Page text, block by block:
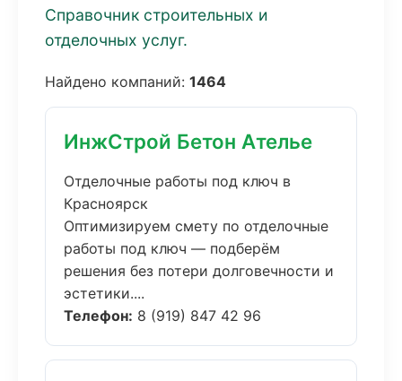
Справочник строительных и
отделочных услуг.
Найдено компаний: 1464
ИнжСтрой Бетон Ателье
Отделочные работы под ключ в
Красноярск
Оптимизируем смету по отделочные
работы под ключ — подберём
решения без потери долговечности и
эстетики....
Телефон: 8 (919) 847 42 96